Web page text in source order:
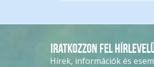
Iratkozzon fel
Hírek, információk és